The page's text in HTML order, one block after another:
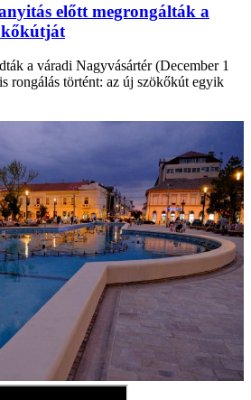
előtt megrongálták a
a váradi Nagyvásártér (December 1
rongálás történt: az új szökőkút egyik